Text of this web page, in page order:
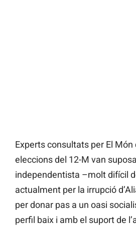
Experts consultats per El
eleccions del 12-M van
independentista –molt difícil
actualment per la irrupció
per donar pas a un oasi
perfil baix i amb el suport de